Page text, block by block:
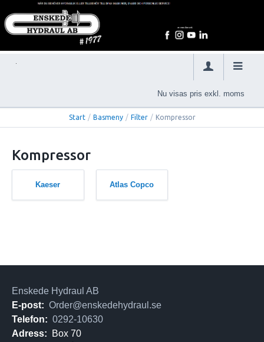
Nu visas pris exkl. moms
Start / Basmeny / Filter / Kompressor
Kompressor
Kaeser Atlas Copco
Enskede Hydraul AB
E-post: Order@enskedehydraul.se
Telefon: 0292-10630
Adress:
Box 70